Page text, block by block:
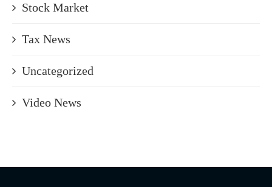
Stock Market
Tax News
Uncategorized
Video News